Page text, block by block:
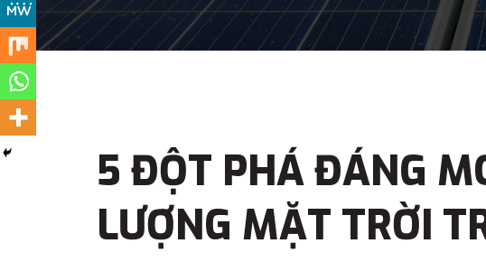
5 ĐỘT PHÁ ĐÁNG
LƯỢNG MẶT TRỜI